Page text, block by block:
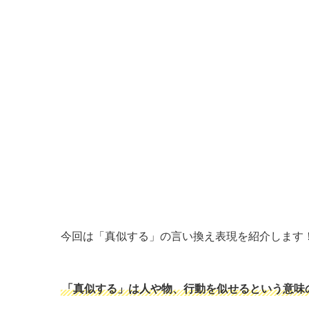
今回は「真似する」の言い換え表現を紹介します！
「真似する」は人や物、行動を似せるという意味